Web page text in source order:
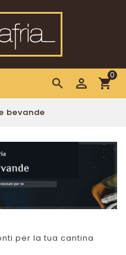
0
bevande
per la tua cantina